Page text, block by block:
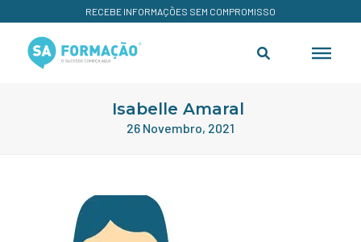
RECEBE INFORMAÇÕES SEM COMPROMISSO
Isabelle Amaral
26 Novembro, 2021